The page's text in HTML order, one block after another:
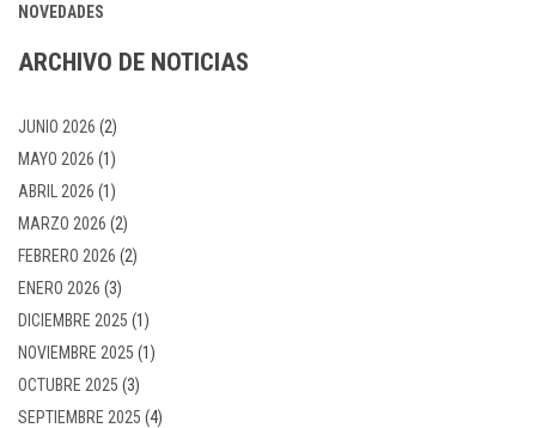
NOVEDADES
ARCHIVO DE NOTICIAS
JUNIO 2026 (2)
MAYO 2026 (1)
ABRIL 2026 (1)
MARZO 2026 (2)
FEBRERO 2026 (2)
ENERO 2026 (3)
DICIEMBRE 2025 (1)
NOVIEMBRE 2025 (1)
OCTUBRE 2025 (3)
SEPTIEMBRE 2025 (4)